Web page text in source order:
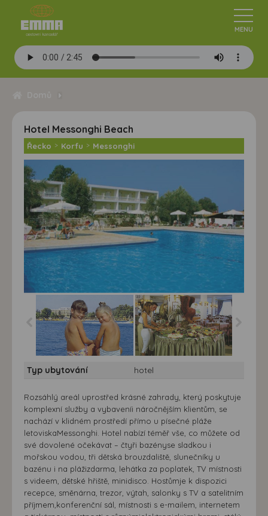
Hotel Messonghi Beach
Řecko > Korfu > Messonghi
Typ ubytování
hotel
Rozsáhlý areál uprostřed krásné zahrady, který poskytuje
komplexní služby a vybaveníi náročnějším klientům, se
nachází v klidném prostředí přímo u písečné pláže
letoviskaMessonghi. Hotel nabízí téměř vše, co můžete od
své dovolené očekávat – čtyři bazényse sladkou i
mořskou vodou, tři dětská brouzdaliště, slunečníky u
bazénu i na plážizdarma, lehátka za poplatek, TV místnosti
s videem, dětské hřiště, minidisco. Hostůmje k dispozici
recepce, směnárna, trezor, výtah, salonky s TV a satelitním
příjmem,konferenční sál, místnosti s e-mailem, internetem